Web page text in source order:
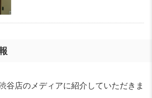
谷店のメディアに紹介していただきま